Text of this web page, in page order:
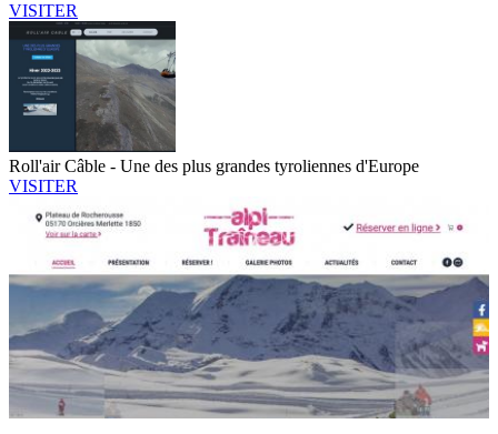
VISITER
Roll'air Câble - Une des plus grandes tyroliennes d'Europe
VISITER